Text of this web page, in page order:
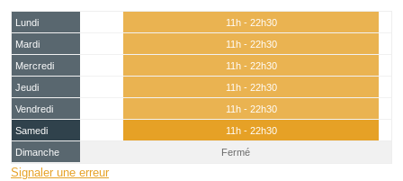
Lundi
11h - 22h30
Mardi
11h - 22h30
Mercredi
11h - 22h30
Jeudi
11h - 22h30
Vendredi
11h - 22h30
Samedi
11h - 22h30
Dimanche
Fermé
Signaler une erreur